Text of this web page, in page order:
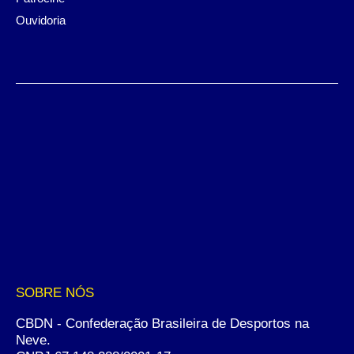
Ouvidoria
SOBRE NÓS
CBDN - Confederação Brasileira de Desportos na
Neve.